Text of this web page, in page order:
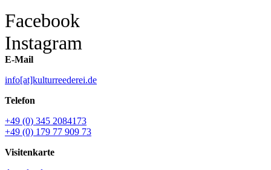
Facebook
Instagram
E-Mail
info[at]kulturreederei.de
Telefon
+49 (0) 345 2084173
+49 (0) 179 77 909 73
Visitenkarte